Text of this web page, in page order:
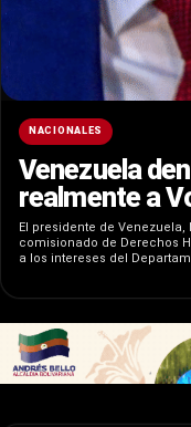
NACIONALES
Venezuela
realmente a
El presidente de
comisionado de Derechos
a los intereses del